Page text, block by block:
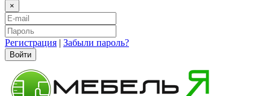
×
Регистрация | Забыли пароль?
Войти